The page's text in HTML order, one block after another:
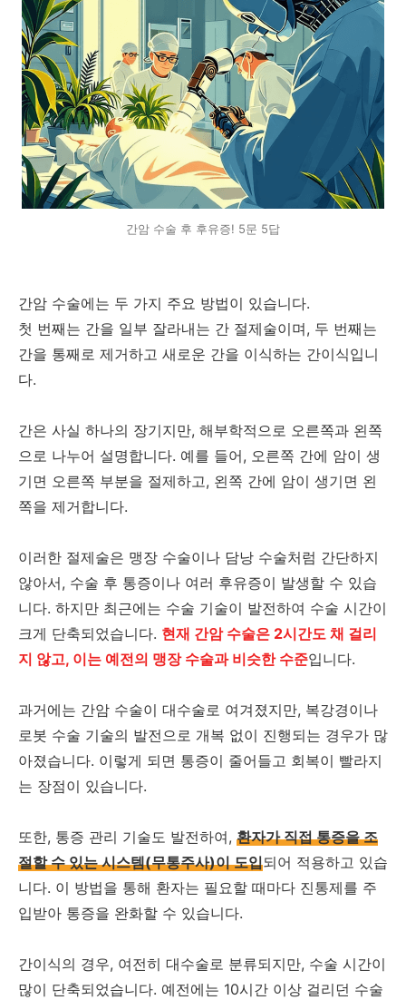
간암 수술 후 후유증! 5문 5답
간암 수술에는 두 가지 주요 방법이 있습니다.
첫 번째는 간을 일부 잘라내는 간 절제술이며, 두 번째는
간을 통째로 제거하고 새로운 간을 이식하는 간이식입니
다.
간은 사실 하나의 장기지만, 해부학적으로 오른쪽과 왼쪽
으로 나누어 설명합니다. 예를 들어, 오른쪽 간에 암이 생
기면 오른쪽 부분을 절제하고, 왼쪽 간에 암이 생기면 왼
쪽을 제거합니다.
이러한 절제술은 맹장 수술이나 담낭 수술처럼 간단하지
않아서, 수술 후 통증이나 여러 후유증이 발생할 수 있습
니다. 하지만 최근에는 수술 기술이 발전하여 수술 시간이
크게 단축되었습니다. 현재 간암 수술은 2시간도 채 걸리
지 않고, 이는 예전의 맹장 수술과 비슷한 수준입니다.
과거에는 간암 수술이 대수술로 여겨졌지만, 복강경이나
로봇 수술 기술의 발전으로 개복 없이 진행되는 경우가 많
아졌습니다. 이렇게 되면 통증이 줄어들고 회복이 빨라지
는 장점이 있습니다.
또한, 통증 관리 기술도 발전하여, 환자가 직접 통증을 조
절할 수 있는 시스템(무통주사)이 도입되어 적용하고 있습
니다. 이 방법을 통해 환자는 필요할 때마다 진통제를 주
입받아 통증을 완화할 수 있습니다.
간이식의 경우, 여전히 대수술로 분류되지만, 수술 시간이
많이 단축되었습니다. 예전에는 10시간 이상 걸리던 수술